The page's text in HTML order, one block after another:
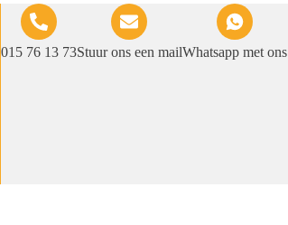
015 76 13 73Stuur ons een mailWhatsapp met ons